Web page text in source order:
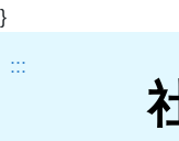
}
:::